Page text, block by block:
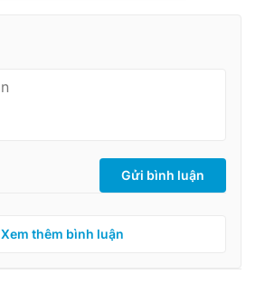
Gửi bình luận
Xem thêm bình luận